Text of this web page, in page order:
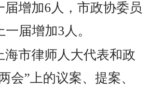
届增加6人，市政协委员
届增加3人。
海市律师人大代表和政
会”上的议案、提案、